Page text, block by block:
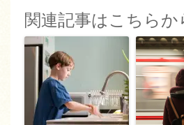
関連記事はこちらか